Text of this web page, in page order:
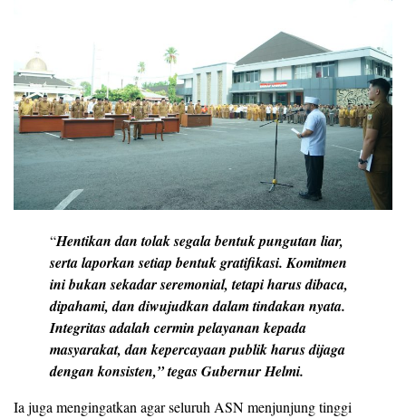
“Hentikan dan tolak segala bentuk pungutan liar,
serta laporkan setiap bentuk gratifikasi. Komitmen
ini bukan sekadar seremonial, tetapi harus dibaca,
dipahami, dan diwujudkan dalam tindakan nyata.
Integritas adalah cermin pelayanan kepada
masyarakat, dan kepercayaan publik harus dijaga
dengan konsisten,” tegas Gubernur Helmi.
Ia juga mengingatkan agar seluruh ASN menjunjung tinggi